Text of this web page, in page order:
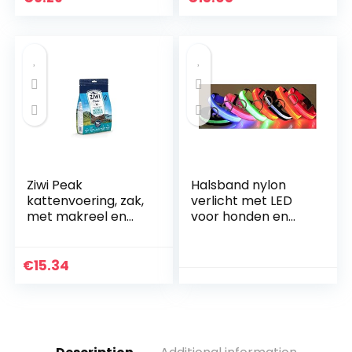
kleine middelgrote
grote honden,
Bohemia Daisy
Ziwi Peak
kattenvoering, zak,
met makreel en
€15.34
Halsband nylon
verlicht met LED
voor honden en